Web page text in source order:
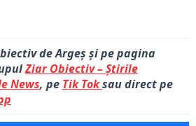
de Argeș și pe pagina
Ziar Obiectiv – Știrile
News, pe Tik Toksau direct pe